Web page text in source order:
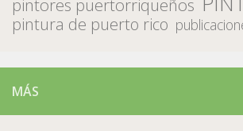
pintura de puerto rico
MÁS